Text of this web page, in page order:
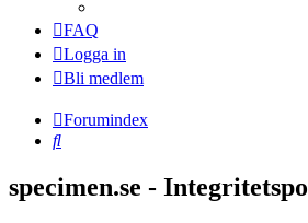
FAQ
Logga in
Bli medlem
Forumindex
Sök
specimen.se -